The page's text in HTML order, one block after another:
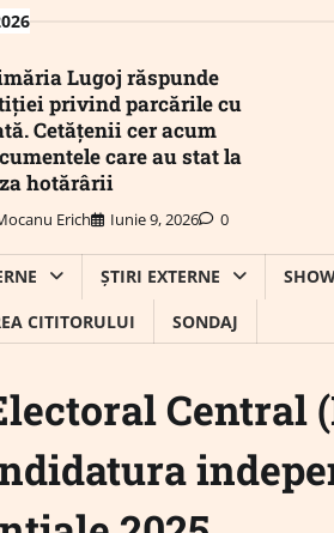
Lugoj răspunde
privind parcările cu
Cetățenii cer acum
care au stat la
hotărârii
Erich Iunie 9, 2026 0
ȘTIRI EXTERNE
CITITORULUI
SONDAJ
Central